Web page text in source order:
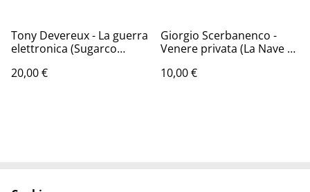
Tony Devereux - La guerra
elettronica (Sugarco
20,00 €
Giorgio Scerbanenco -
Venere privata (La Nave di
10,00 €